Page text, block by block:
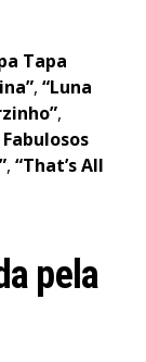
Tapa
, “Luna
,
, “That’s All
pela